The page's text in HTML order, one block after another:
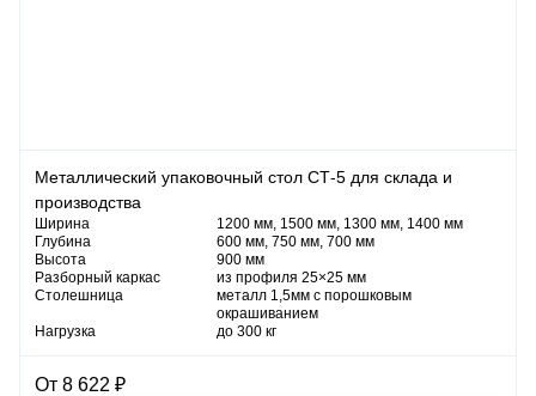
Металлический упаковочный стол СТ-5 для склада и
производства
Ширина
1200 мм, 1500 мм, 1300 мм, 1400 мм
Глубина
600 мм, 750 мм, 700 мм
Высота
900 мм
Разборный каркас
из профиля 25×25 мм
Столешница
металл 1,5мм с порошковым
окрашиванием
Нагрузка
до 300 кг
От 8 622 ₽